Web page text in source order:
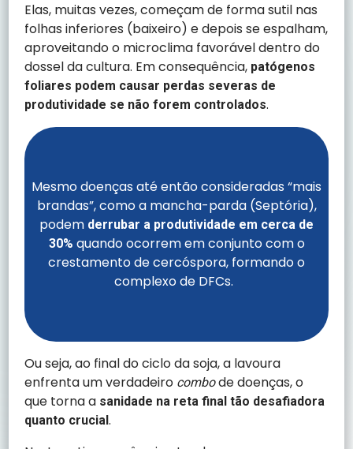
Elas, muitas vezes, começam de forma sutil nas
folhas inferiores (baixeiro) e depois se espalham,
aproveitando o microclima favorável dentro do
dossel da cultura. Em consequência, patógenos
foliares podem causar perdas severas de
produtividade se não forem controlados.
Mesmo doenças até então consideradas “mais
brandas”, como a mancha-parda (Septória),
podem derrubar a produtividade em cerca de
30% quando ocorrem em conjunto com o
crestamento de cercóspora, formando o
complexo de DFCs.
Ou seja, ao final do ciclo da soja, a lavoura
enfrenta um verdadeiro combode doenças, o
que torna a sanidade na reta final tão desafiadora
quanto crucial.